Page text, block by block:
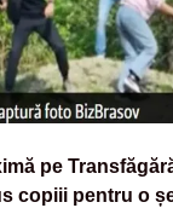
pe
copiii pentru o